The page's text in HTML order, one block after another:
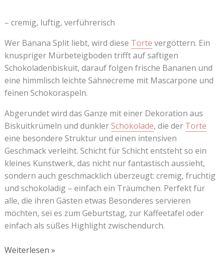
– cremig, luftig, verführerisch
Wer Banana Split liebt, wird diese Torte vergöttern. Ein
knuspriger Mürbeteigboden trifft auf saftigen
Schokoladenbiskuit, darauf folgen frische Bananen und
eine himmlisch leichte Sahnecreme mit Mascarpone und
feinen Schokoraspeln.
Abgerundet wird das Ganze mit einer Dekoration aus
Biskuitkrümeln und dunklerSchokolade, die der Torte
eine besondere Struktur und einen intensiven
Geschmack verleiht. Schicht für Schicht entsteht so ein
kleines Kunstwerk, das nicht nur fantastisch aussieht,
sondern auch geschmacklich überzeugt: cremig, fruchtig
und schokoladig – einfach ein Träumchen. Perfekt für
alle, die ihren Gästen etwas Besonderes servieren
möchten, sei es zum Geburtstag, zur Kaffeetafel oder
einfach als süßes Highlight zwischendurch.
Weiterlesen »